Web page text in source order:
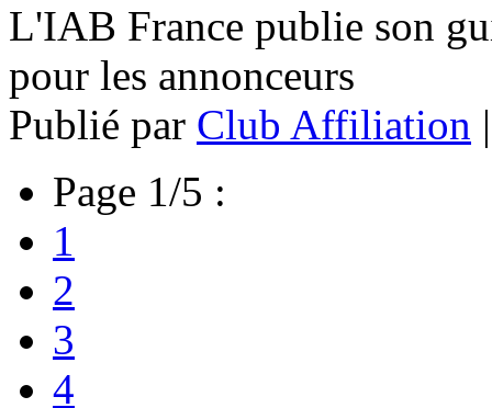
L'IAB France publie son
pour les annonceurs
Publié par Club Affiliation
Page 1/5 :
1
2
3
4